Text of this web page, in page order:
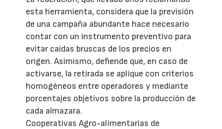
esta herramienta, considera que la previsión
de una campaña abundante hace necesario
contar con un instrumento preventivo para
evitar caídas bruscas de los precios en
origen. Asimismo, defiende que, en caso de
activarse, la retirada se aplique con criterios
homogéneos entre operadores y mediante
porcentajes objetivos sobre la producción de
cada almazara.
Cooperativas Agro-alimentarias de